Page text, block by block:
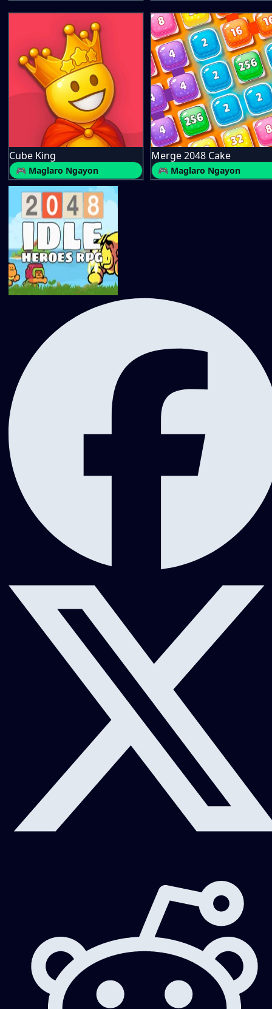
Cube King
🎮 Maglaro Ngayon
Merge 2048 Cake
🎮 Maglaro Ngayon